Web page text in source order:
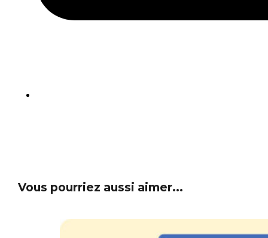
Vous pourriez aussi aimer...